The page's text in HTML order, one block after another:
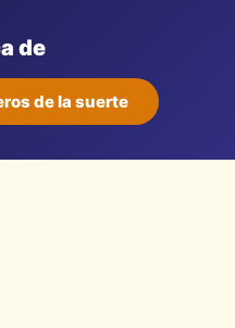
de
de la suerte